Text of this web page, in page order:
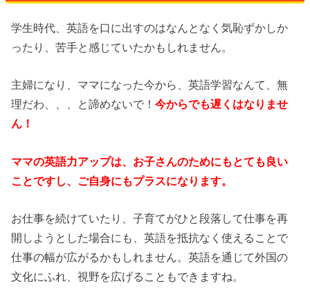
学生時代、英語を口に出すのはなんとなく気恥ずかしか
ったり、苦手と感じていたかもしれません。
主婦になり、ママになった今から、英語学習なんて、無
理だわ、、、と諦めないで！今からでも遅くはなりませ
ん！
ママの英語力アップは、お子さんのためにもとても良い
ことですし、ご自身にもプラスになります。
お仕事を続けていたり、子育てがひと段落して仕事を再
開しようとした場合にも、英語を抵抗なく使えることで
仕事の幅が広がるかもしれません。英語を通じて外国の
文化にふれ、視野を広げることもできますね。